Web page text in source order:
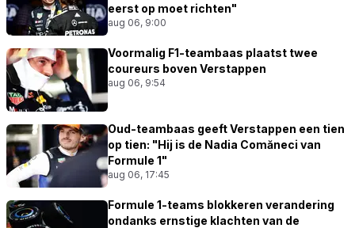
eerst op moet richten"
aug 06, 9:00
Voormalig F1-teambaas plaatst twee
coureurs boven Verstappen
aug 06, 9:54
Oud-teambaas geeft Verstappen een tien
op tien: "Hij is de Nadia Comăneci van
Formule 1"
aug 06, 17:45
Formule 1-teams blokkeren verandering
ondanks ernstige klachten van de